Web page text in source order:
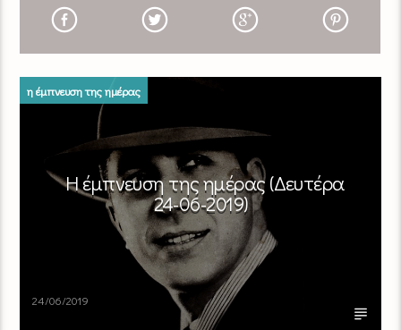
η έμπνευση της ημέρας
Η έμπνευση της ημέρας (Δευτέρα
24-06-2019)
24/06/2019